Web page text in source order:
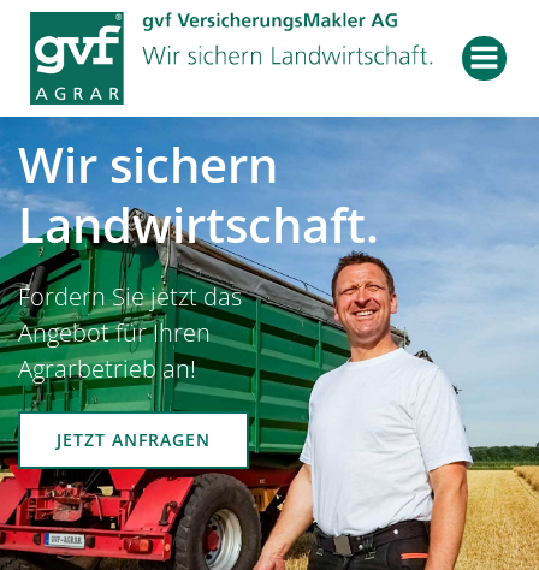
Zum
Inhalt
springen
Wir sichern
Landwirtschaft.
Fordern Sie jetzt das
Angebot für Ihren
Agrarbetrieb an!
JETZT ANFRAGEN